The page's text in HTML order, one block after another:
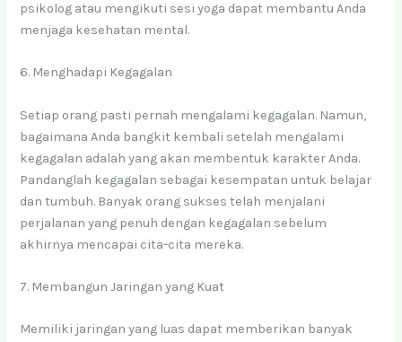
psikolog atau mengikuti sesi yoga dapat membantu Anda
menjaga kesehatan mental.
6. Menghadapi Kegagalan
Setiap orang pasti pernah mengalami kegagalan. Namun,
bagaimana Anda bangkit kembali setelah mengalami
kegagalan adalah yang akan membentuk karakter Anda.
Pandanglah kegagalan sebagai kesempatan untuk belajar
dan tumbuh. Banyak orang sukses telah menjalani
perjalanan yang penuh dengan kegagalan sebelum
akhirnya mencapai cita-cita mereka.
7. Membangun Jaringan yang Kuat
Memiliki jaringan yang luas dapat memberikan banyak